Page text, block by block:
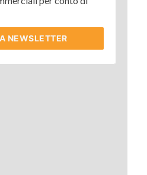
NEWSLETTER